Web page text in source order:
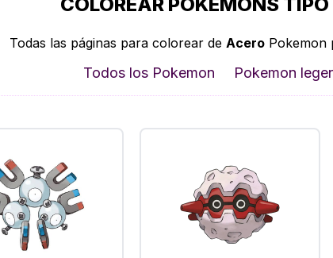
Todas las páginas para colorear de Acero Pokemon
Todos los Pokemon Pokemon